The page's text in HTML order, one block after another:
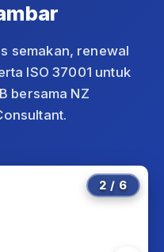
semakan, renewal
ISO 37001 untuk
bersama NZ
2 / 6